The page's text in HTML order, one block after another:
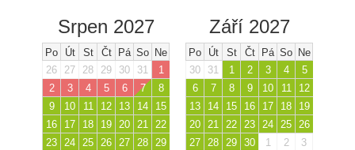
Srpen 2027
Po Út St Čt Pá So Ne
26
27 28 29 30 31
1
2
3 4 5 6 7
8
9
10 11 12 13 14
15
16
17 18 19 20 21 22
23 24 25 26 27 28 29
Září 2027
Po Út St Čt Pá So Ne
30
31 1 2 3 4
5
6
7 8 9 10 11
12
13
14 15 16 17 18
19
20 21 22 23 24 25 26
27 28 29 30 1 2
3